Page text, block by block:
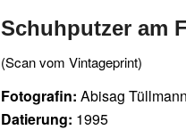
Schuhputzer am
(Scan vom Vintageprint)
Fotografin:Abisag Tüllmann
Datierung: 1995